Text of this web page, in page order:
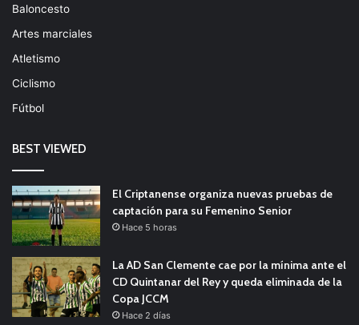
Baloncesto
Artes marciales
Atletismo
Ciclismo
Fútbol
BEST VIEWED
El Criptanense organiza nuevas pruebas de
captación para su Femenino Senior
Hace 5 horas
La AD San Clemente cae por la mínima ante el
CD Quintanar del Rey y queda eliminada de la
Copa JCCM
Hace 2 días